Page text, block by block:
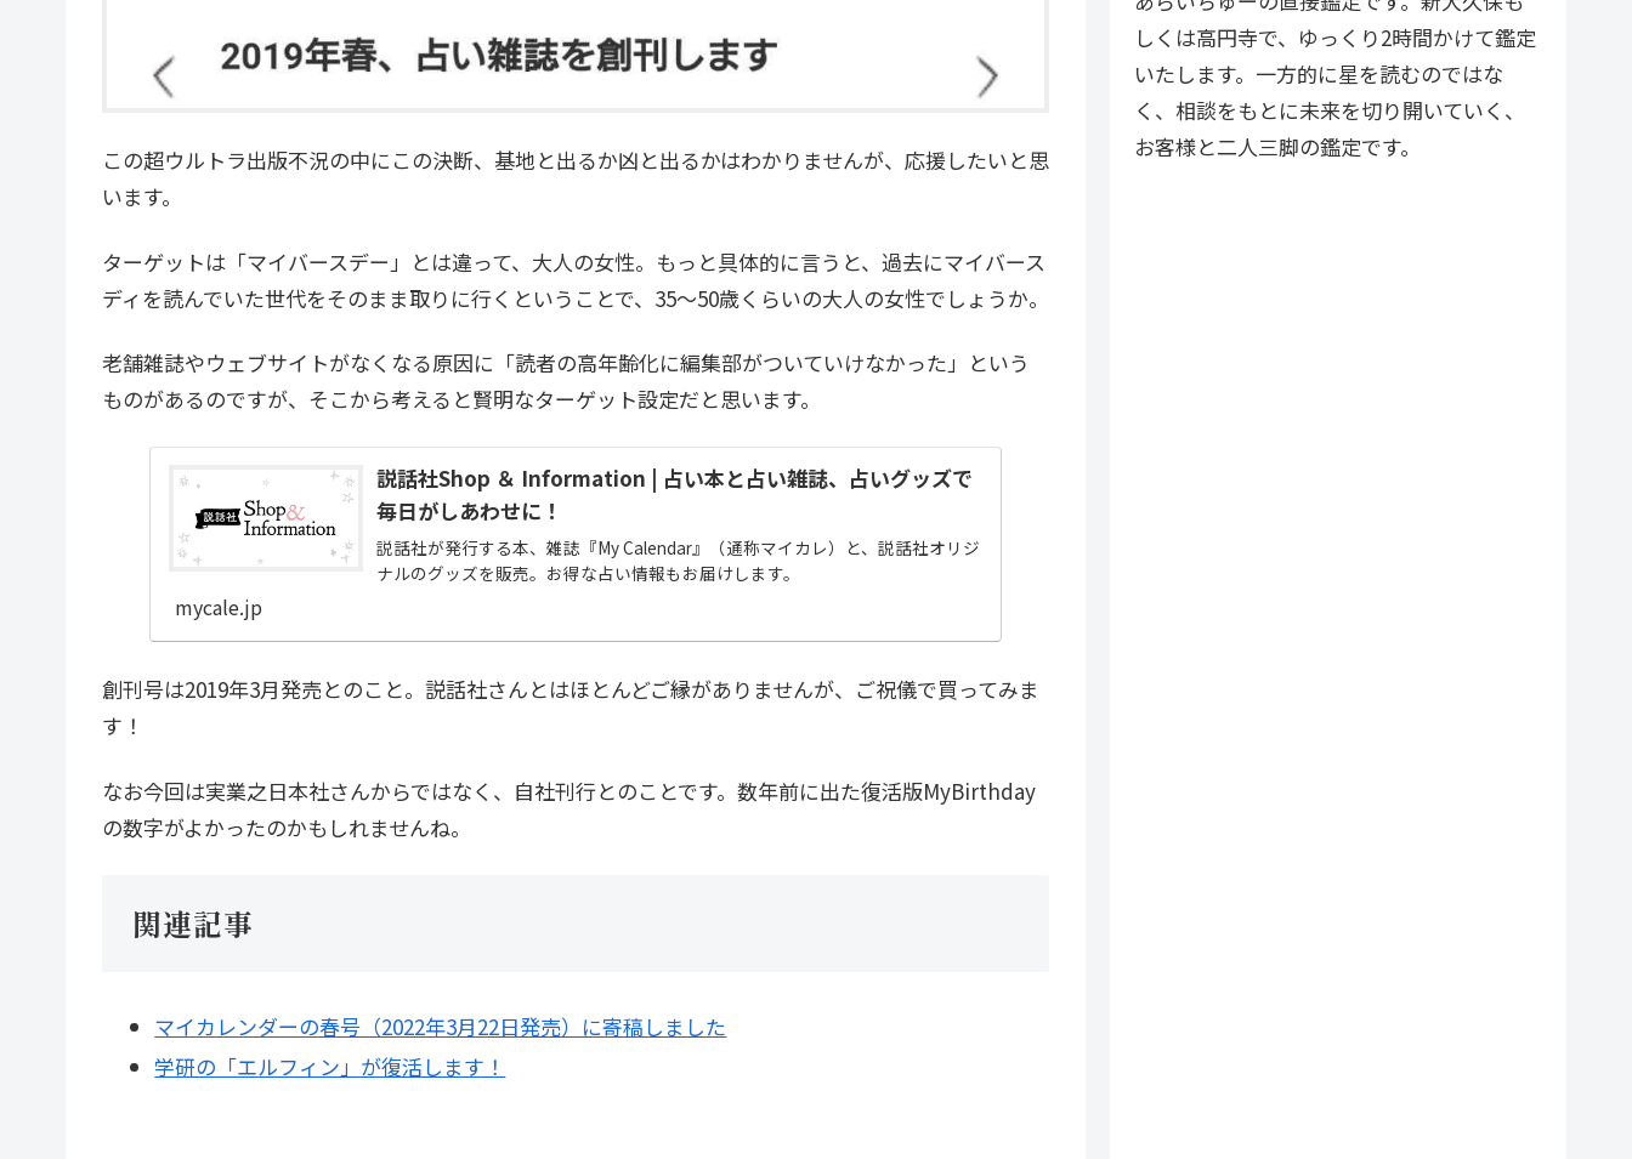
この超ウルトラ出版不況の中にこの決断、基地と出るか凶と出るかはわかりませんが、応援したいと思
います。
ターゲットは「マイバースデー」とは違って、大人の女性。もっと具体的に言うと、過去にマイバース
ディを読んでいた世代をそのまま取りに行くということで、35～50歳くらいの大人の女性でしょうか。
老舗雑誌やウェブサイトがなくなる原因に「読者の高年齢化に編集部がついていけなかった」という
ものがあるのですが、そこから考えると賢明なターゲット設定だと思います。
説話社Shop ＆ Information | 占い本と占い雑誌、占いグッズで
毎日がしあわせに！
説話社が発行する本、雑誌『My Calendar』（通称マイカレ）と、説話社オリジ
ナルのグッズを販売。お得な占い情報もお届けします。
mycale.jp
創刊号は2019年3月発売とのこと。説話社さんとはほとんどご縁がありませんが、ご祝儀で買ってみま
す！
なお今回は実業之日本社さんからではなく、自社刊行とのことです。数年前に出た復活版MyBirthday
の数字がよかったのかもしれませんね。
関連記事
マイカレンダーの春号（2022年3月22日発売）に寄稿しました
学研の「エルフィン」が復活します！
しくは高円寺で、ゆっくり2時間かけて鑑定
いたします。一方的に星を読むのではな
く、相談をもとに未来を切り開いていく、
お客様と二人三脚の鑑定です。